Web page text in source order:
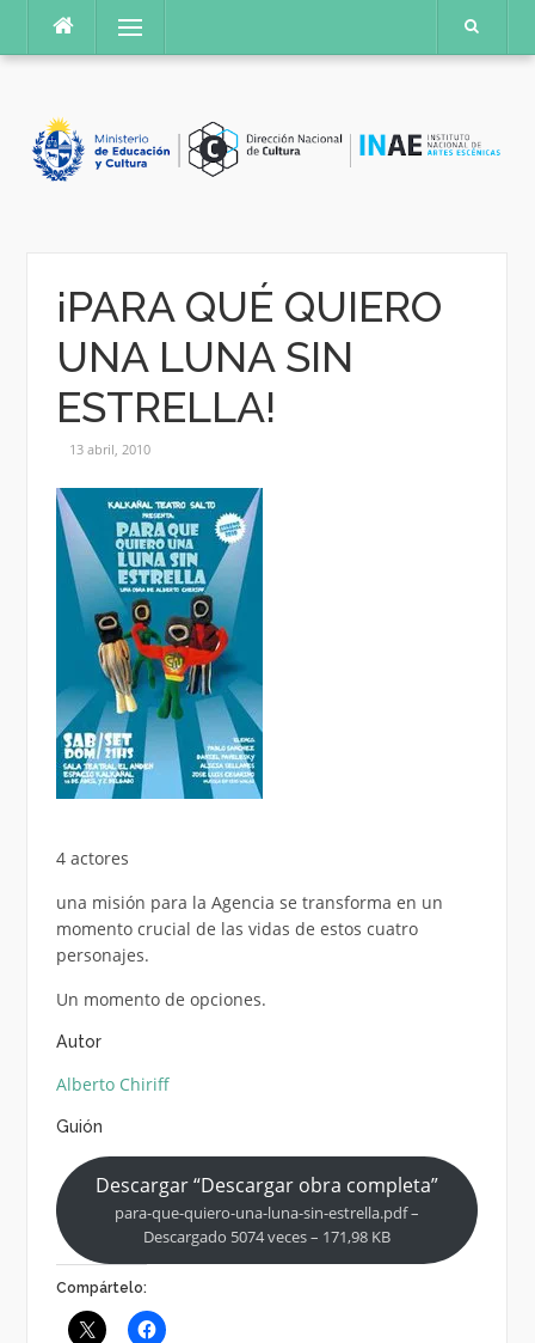
contenido
Menú
¡PARA QUÉ QUIERO
UNA LUNA SIN
ESTRELLA!
13 abril, 2010
4 actores
una misión para la Agencia se transforma en un
momento crucial de las vidas de estos cuatro
personajes.
Un momento de opciones.
Autor
Alberto Chiriff
Guión
Descargar “Descargar obra completa”
para-que-quiero-una-luna-sin-estrella.pdf –
Descargado 5074 veces – 171,98 KB
Compártelo: